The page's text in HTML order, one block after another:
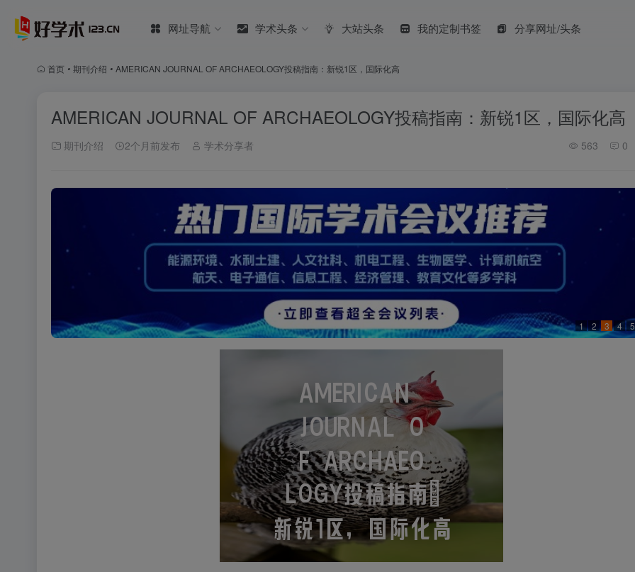
网址导航 学术头条 大站头条 我的定制书签 分享网址/头条
首页 • 期刊介绍 • AMERICAN JOURNAL OF ARCHAEOLOGY投稿指南：新锐1区，国际化高
AMERICAN JOURNAL OF ARCHAEOLOGY投稿指南：新锐1区，国际化高
期刊介绍 2个月前发布 学术分享者 563 0
1 2 3 4 5